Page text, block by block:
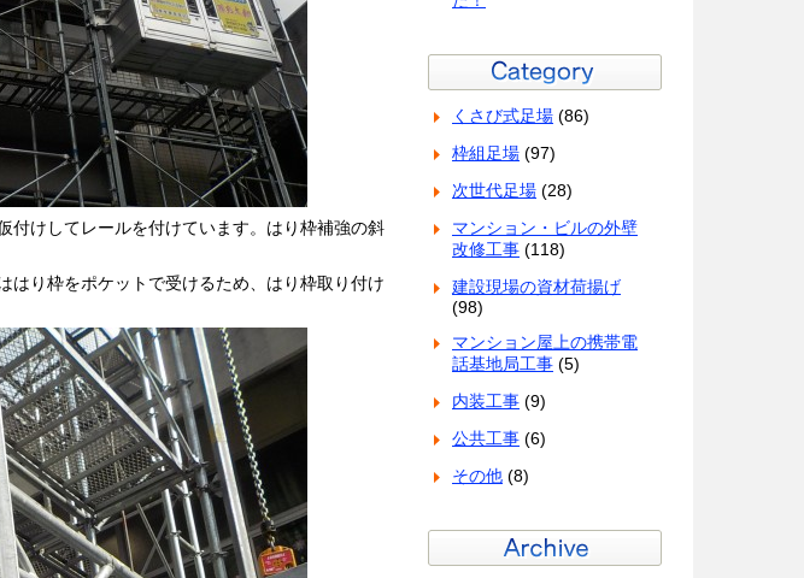
付けしてレールを付けています。はり枠補強の斜
はり枠をポケットで受けるため、はり枠取り付け
くさび式足場 (86)
枠組足場 (97)
次世代足場 (28)
マンション・ビルの外壁
改修工事 (118)
建設現場の資材荷揚げ
(98)
マンション屋上の携帯電
話基地局工事 (5)
内装工事 (9)
公共工事 (6)
その他 (8)